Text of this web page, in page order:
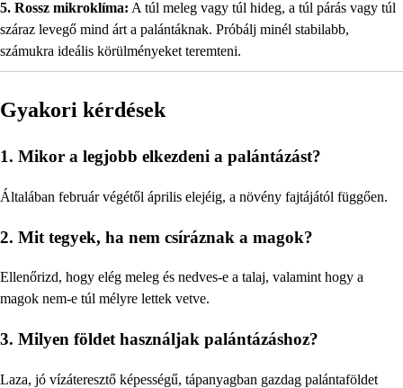
5. Rossz mikroklíma: A túl meleg vagy túl hideg, a túl párás vagy túl
száraz levegő mind árt a palántáknak. Próbálj minél stabilabb,
számukra ideális körülményeket teremteni.
Gyakori kérdések
1. Mikor a legjobb elkezdeni a palántázást?
Általában február végétől április elejéig, a növény fajtájától függően.
2. Mit tegyek, ha nem csíráznak a magok?
Ellenőrizd, hogy elég meleg és nedves-e a talaj, valamint hogy a
magok nem-e túl mélyre lettek vetve.
3. Milyen földet használjak palántázáshoz?
Laza, jó vízáteresztő képességű, tápanyagban gazdag palántaföldet